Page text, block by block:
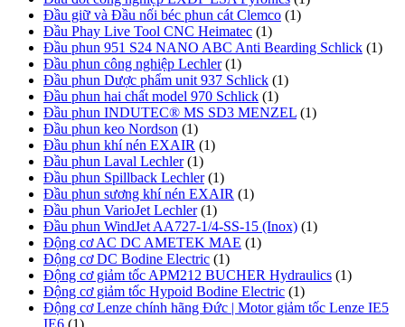
Đầu giữ và Đầu nối béc phun cát Clemco (1)
Đầu Phay Live Tool CNC Heimatec (1)
Đầu phun 951 S24 NANO ABC Anti Bearding Schlick (1)
Đầu phun công nghiệp Lechler (1)
Đầu phun Dược phẩm unit 937 Schlick (1)
Đầu phun hai chất model 970 Schlick (1)
Đầu phun INDUTEC® MS SD3 MENZEL (1)
Đầu phun keo Nordson (1)
Đầu phun khí nén EXAIR (1)
Đầu phun Laval Lechler (1)
Đầu phun Spillback Lechler (1)
Đầu phun sương khí nén EXAIR (1)
Đầu phun VarioJet Lechler (1)
Đầu phun WindJet AA727-1/4-SS-15 (Inox) (1)
Động cơ AC DC AMETEK MAE (1)
Động cơ DC Bodine Electric (1)
Động cơ giảm tốc APM212 BUCHER Hydraulics (1)
Động cơ giảm tốc Hypoid Bodine Electric (1)
Động cơ Lenze chính hãng Đức | Motor giảm tốc Lenze IE5
IE6 (1)